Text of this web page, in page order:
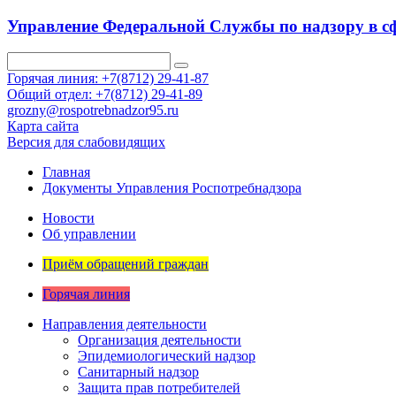
Управление Федеральной Службы по надзору в
Горячая линия: +7(8712) 29-41-87
Общий отдел: +7(8712) 29-41-89
grozny@rospotrebnadzor95.ru
Карта сайта
Версия для слабовидящих
Главная
Документы Управления Роспотребнадзора
Новости
Об управлении
Приём обращений граждан
Горячая линия
Направления деятельности
Организация деятельности
Эпидемиологический надзор
Санитарный надзор
Защита прав потребителей